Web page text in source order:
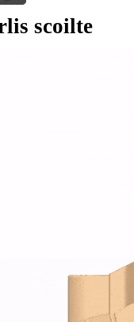
scoilte